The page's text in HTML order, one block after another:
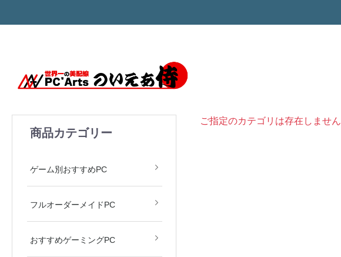
商品カテゴリー
ゲーム別おすすめPC
フルオーダーメイドPC
おすすめゲーミングPC
ご指定のカテゴリは存在しません